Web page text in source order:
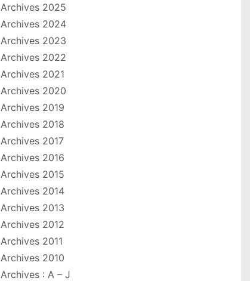
Archives 2025
Archives 2024
Archives 2023
Archives 2022
Archives 2021
Archives 2020
Archives 2019
Archives 2018
Archives 2017
Archives 2016
Archives 2015
Archives 2014
Archives 2013
Archives 2012
Archives 2011
Archives 2010
Archives : A – J